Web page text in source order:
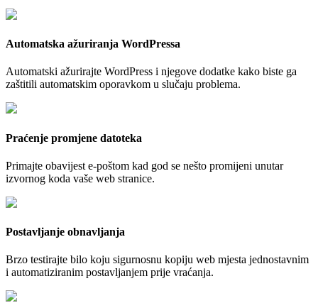
Automatska ažuriranja WordPressa
Automatski ažurirajte WordPress i njegove dodatke kako biste ga
zaštitili automatskim oporavkom u slučaju problema.
Praćenje promjene datoteka
Primajte obavijest e-poštom kad god se nešto promijeni unutar
izvornog koda vaše web stranice.
Postavljanje obnavljanja
Brzo testirajte bilo koju sigurnosnu kopiju web mjesta jednostavnim
i automatiziranim postavljanjem prije vraćanja.